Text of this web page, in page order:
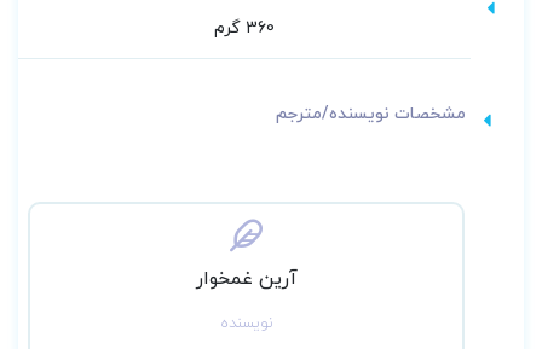
دوستانه امیدواریم دنیای بیهوشی را درک کنید و به
شما قدرت دهیم تا با اطمینان در حوزه روش های
360 گرم
مشخصات نویسنده/مترجم
آرین غمخوار
نویسنده